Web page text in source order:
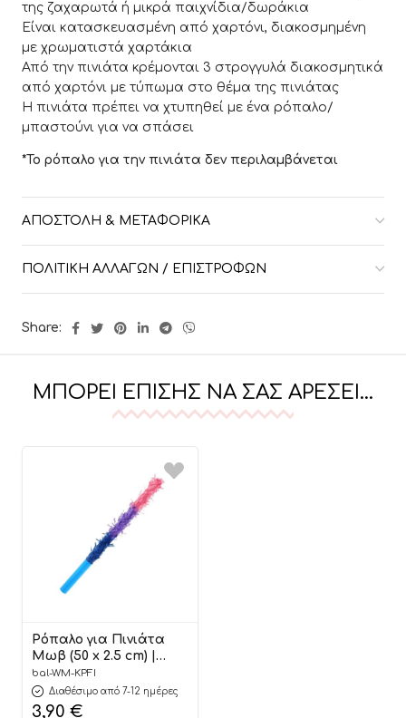
της ζαχαρωτά ή μικρά παιχνίδια/δωράκια
Είναι κατασκευασμένη από χαρτόνι, διακοσμημένη
με χρωματιστά χαρτάκια
Από την πινιάτα κρέμονται 3 στρογγυλά διακοσμητικά
από χαρτόνι με τύπωμα στο θέμα της πινιάτας
Η πινιάτα πρέπει να χτυπηθεί με ένα ρόπαλο/
μπαστούνι για να σπάσει
*Το ρόπαλο για την πινιάτα δεν περιλαμβάνεται
ΑΠΟΣΤΟΛΉ & ΜΕΤΑΦΟΡΙΚΆ
ΠΟΛΙΤΙΚΉ ΑΛΛΑΓΏΝ / ΕΠΙΣΤΡΟΦΏΝ
Share:
ΜΠΟΡΕΊ ΕΠΊΣΗΣ ΝΑ ΣΑΣ ΑΡΈΣΕΙ…
Ρόπαλο για Πινιάτα
Μωβ (50 x 2.5 cm) |
WM-KPFI
bal-WM-KPFI
Διαθέσιμο από 7-12 ημέρες
3,90 €